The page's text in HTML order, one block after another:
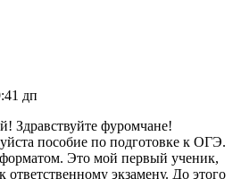
дп
Здравствуйте фуромчане!
пособие по подготовке к ОГЭ.
Это мой первый ученик,
ответственному экзамену. До этого